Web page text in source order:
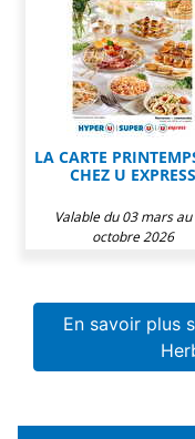
LA CARTE
CHEZ U EXPRESS
Valable du 03 mars au
octobre 2026
En savoir plus